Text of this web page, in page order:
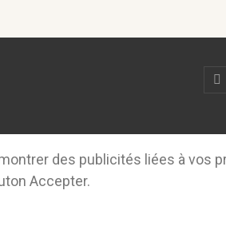
des publicités liées à vos
Accepter.